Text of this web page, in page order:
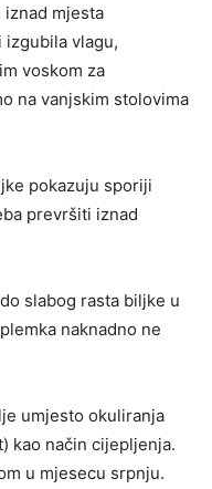
mjesta
izgubila vlagu,
voskom za
na vanjskim stolovima
pokazuju sporiji
prevršiti iznad
slabog rasta biljke u
naknadno ne
umjesto okuliranja
kao način cijepljenja.
u mjesecu srpnju.